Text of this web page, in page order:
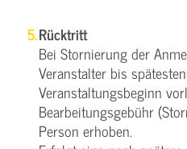
Rücktritt
Bei Stornierung der
Veranstalter bis
Veranstaltungsbeginn
Bearbeitungsgebühr
Person erhoben.